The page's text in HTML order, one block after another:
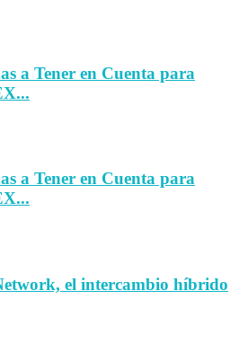
a Tener en Cuenta para
a Tener en Cuenta para
el intercambio híbrido